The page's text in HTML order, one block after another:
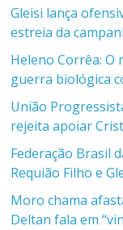
Gleisi lança
estreia da
Heleno Corrêa: O
guerra biológica
União
rejeita apoiar
Federação Brasil
Requião Filho e
Moro chama
Deltan fala em